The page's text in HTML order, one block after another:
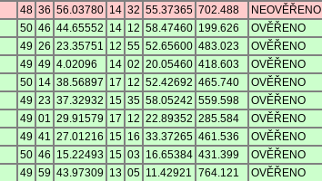
48 36 56.03780 14 32 55.37365 702.488 NEOVĚŘENO
50 46 44.65552 14 12 58.47460 199.626 OVĚŘENO
49 26 23.35751 12 55 52.65600 483.023 OVĚŘENO
49 49 4.02096 14 02 20.05460 418.603 OVĚŘENO
50 14 38.56897 17 12 52.42692 465.740 OVĚŘENO
49 23 37.32932 15 35 58.05242 559.598 OVĚŘENO
49 01 29.91579 17 12 22.89352 285.584 OVĚŘENO
49 41 27.01216 15 16 33.37265 461.536 OVĚŘENO
50 46 15.22493 15 03 16.65384 431.399 OVĚŘENO
49 59 43.97309 13 05 11.42921 764.121 OVĚŘENO